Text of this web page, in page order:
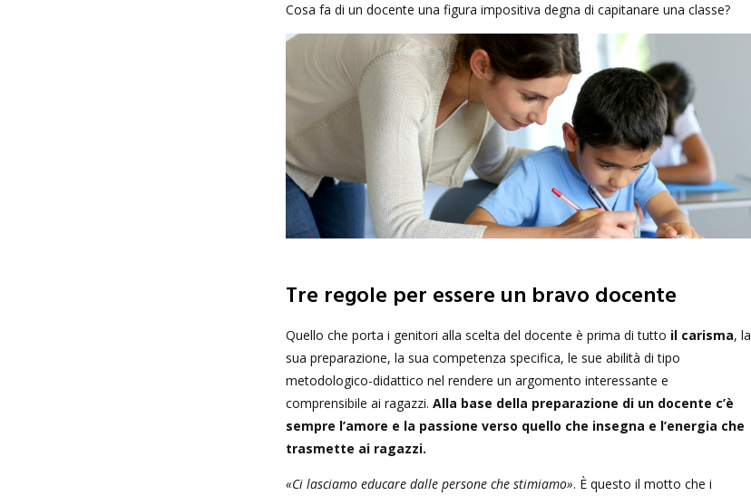
Cosa fa di un docente una figura impositiva degna di capitanare una classe?
Tre regole per essere un bravo docente
Quello che porta i genitori alla scelta del docente è prima di tutto il carisma, la
sua preparazione, la sua competenza specifica, le sue abilità di tipo
metodologico-didattico nel rendere un argomento interessante e
comprensibile ai ragazzi. Alla base della preparazione di un docente c’è
sempre l’amore e la passione verso quello che insegna e l’energia che
trasmette ai ragazzi.
«Ci lasciamo educare dalle persone che stimiamo». È questo il motto che i